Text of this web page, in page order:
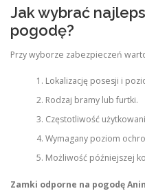
Jak wybrać
pogodę?
Przy wyborze zabezpieczeń
Lokalizację posesji i
Rodzaj bramy lub furtki.
Częstotliwość
Wymagany poziom
Możliwość późniejszej
Zamki odporne na pogodę Anin